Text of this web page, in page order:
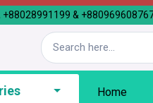
+88028991199 &
Home